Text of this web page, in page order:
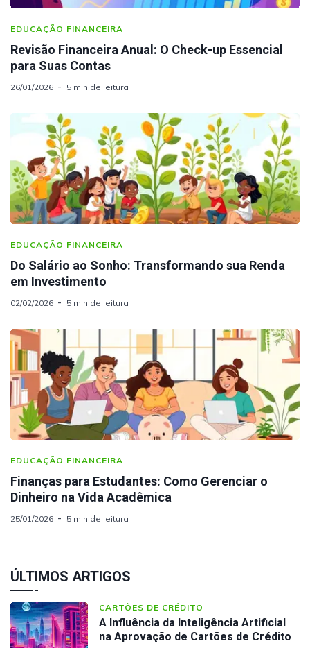
EDUCAÇÃO FINANCEIRA
Revisão Financeira Anual: O Check-up Essencial
para Suas Contas
26/01/2026 5 min de leitura
EDUCAÇÃO FINANCEIRA
Do Salário ao Sonho: Transformando sua Renda
em Investimento
02/02/2026 5 min de leitura
EDUCAÇÃO FINANCEIRA
Finanças para Estudantes: Como Gerenciar o
Dinheiro na Vida Acadêmica
25/01/2026 5 min de leitura
ÚLTIMOS ARTIGOS
CARTÕES DE CRÉDITO
A Influência da Inteligência Artificial
na Aprovação de Cartões de Crédito